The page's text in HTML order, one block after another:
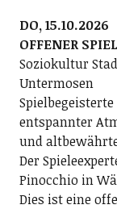
DO, 15.10.2026
OFFENER
Soziokultur
Untermosen
entspannter
und
Der
Pinocchio in
Dies ist eine